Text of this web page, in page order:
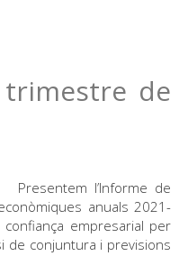
de
l’Informe de
anuals 2021-
empresarial per
conjuntura i previsions